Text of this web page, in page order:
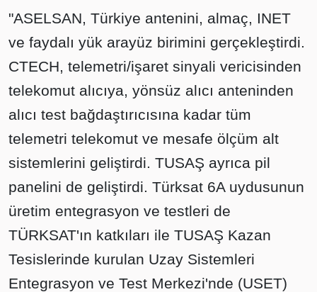
"ASELSAN, Türkiye antenini, almaç, INET
ve faydalı yük arayüz birimini gerçekleştirdi.
CTECH, telemetri/işaret sinyali vericisinden
telekomut alıcıya, yönsüz alıcı anteninden
alıcı test bağdaştırıcısına kadar tüm
telemetri telekomut ve mesafe ölçüm alt
sistemlerini geliştirdi. TUSAŞ ayrıca pil
panelini de geliştirdi. Türksat 6A uydusunun
üretim entegrasyon ve testleri de
TÜRKSAT'ın katkıları ile TUSAŞ Kazan
Tesislerinde kurulan Uzay Sistemleri
Entegrasyon ve Test Merkezi'nde (USET)